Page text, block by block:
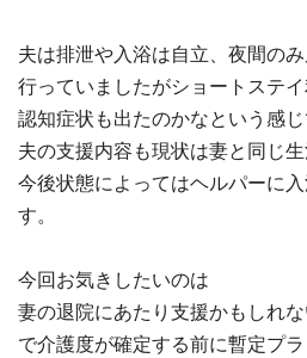
夫は排泄や入浴は自立、夜間の
行っていましたがショートステ
認知症状も出たのかなという感じ
夫の支援内容も現状は妻と同じ生
今後状態によってはヘルパーに
す。
今回お気きしたいのは
妻の退院にあたり支援かもしれ
で介護度が確定する前に暫定プ